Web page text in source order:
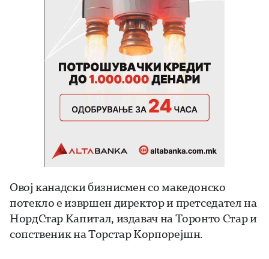
Овој канадски бизнисмен со македонско
потекло е извршен директор и претседател на
НордСтар Капитал, издавач на Торонто Стар и
сопственик на Торстар Корпорејшн.